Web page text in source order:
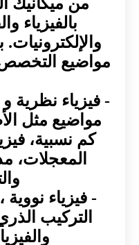
بالفيزياء
والإلكترونيات.
مواضيع التخصص
- فيزياء نظرية
مواضيع مثل
كم نسبية،
المعجلات،
- فيزياء
التركيب